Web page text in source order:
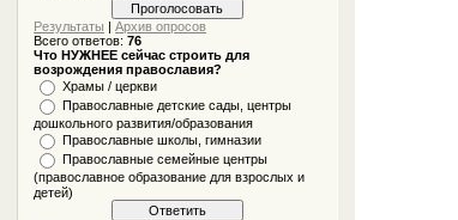
Результаты |Архив опросов
Всего ответов:76
Что НУЖНЕЕ сейчас строить для
возрождения православия?
Храмы / церкви
Православные детские сады, центры
дошкольного развития/образования
Православные школы, гимназии
Православные семейные центры
(православное образование для взрослых и
детей)